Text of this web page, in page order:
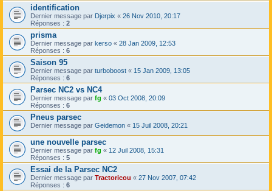
identification
Dernier message par Djerpix « 26 Nov 2010, 20:17
Réponses : 2
prisma
Dernier message par kerso « 28 Jan 2009, 12:53
Réponses : 6
Saison 95
Dernier message par turboboost « 15 Jan 2009, 13:05
Réponses : 6
Parsec NC2 vs NC4
Dernier message par fg « 03 Oct 2008, 20:09
Réponses : 6
Pneus parsec
Dernier message par Geidemon « 15 Juil 2008, 20:21
une nouvelle parsec
Dernier message par fg « 12 Juil 2008, 15:31
Réponses : 5
Essai de la Parsec NC2
Dernier message par Tractoricou « 27 Nov 2007, 07:42
Réponses : 6